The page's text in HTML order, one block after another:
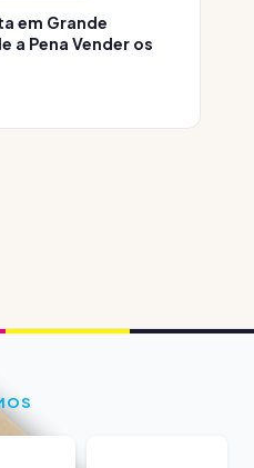
em Grande
a Pena Vender os